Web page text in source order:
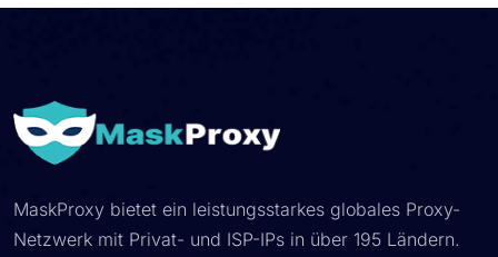
MaskProxy bietet ein leistungsstarkes globales Proxy-
Netzwerk mit Privat- und ISP-IPs in über 195 Ländern.